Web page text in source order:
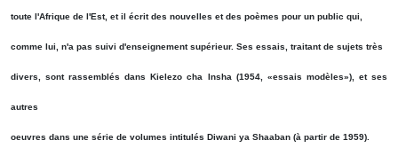
toute l'Afrique de l'Est, et il écrit des nouvelles et des poèmes pour un public qui,
comme lui, n'a pas suivi d'enseignement supérieur. Ses essais, traitant de sujets très
divers, sont rassemblés dans Kielezo cha Insha (1954, «essais modèles»), et ses
autres
oeuvres dans une série de volumes intitulés Diwani ya Shaaban (à partir de 1959).